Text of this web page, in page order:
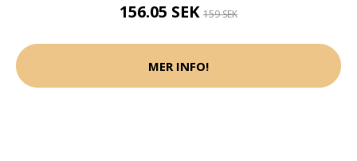
156.05 SEK 159 SEK
MER INFO!